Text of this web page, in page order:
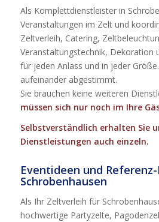
Als Komplettdienstleister in
Veranstaltungen im Zelt und
Zeltverleih, Catering,
Veranstaltungstechnik, Dekoration
für jeden Anlass und in jeder
aufeinander abgestimmt.
Sie brauchen keine weiteren
müssen sich nur noch im Ihre
Selbstverständlich erhalten Sie
Dienstleistungen auch einzeln.
Eventideen und
Schrobenhausen
Als Ihr Zeltverleih für
hochwertige Partyzelte,